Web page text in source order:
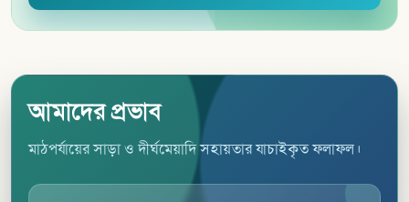
আমাদের প্রভাব
মাঠপর্যায়ের সাড়া ও দীর্ঘমেয়াদি সহায়তার যাচাইকৃত ফলাফল।